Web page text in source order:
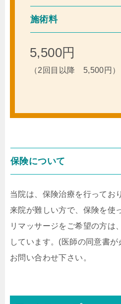
施術料
5,500円
（2回目以降 5,500円）
保険について
当院は、保険治療を行ってお
来院が難しい方で、保険を使
リマッサージをご希望の方は
しています。(医師の同意書が
お問い合わせ下さい。